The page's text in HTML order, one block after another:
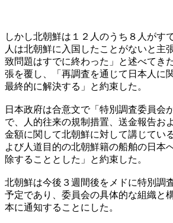
しかし北朝鮮は１２人のうち８人がす
人は北朝鮮に入国したことがないと主
致問題はすでに終わった」と述べてき
張を覆し、「再調査を通じて日本人に
最終的に解決する」と約束した。
日本政府は合意文で「特別調査委員会
で、人的往来の規制措置、送金報告お
金額に関して北朝鮮に対して講じてい
よび人道目的の北朝鮮籍の船舶の日本
除することとした」と約束した。
北朝鮮は今後３週間後をメドに特別調
予定であり、委員会の具体的な組織と
本に通知することにした。